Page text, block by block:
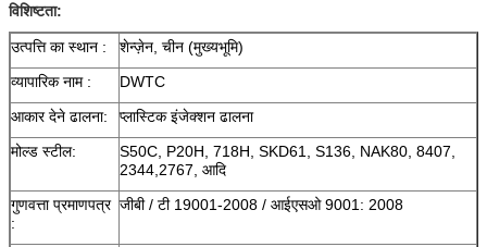
विशिष्टता:
उत्पत्ति का स्थान :
शेन्ज़ेन, चीन (मुख्यभूमि)
व्यापारिक नाम :
DWTC
आकार देने ढालना:
प्लास्टिक इंजेक्शन ढालना
मोल्ड स्टील:
S50C, P20H, 718H, SKD61, S136, NAK80, 8407,
2344,2767, आदि
गुणवत्ता प्रमाणपत्र
:
जीबी / टी 19001-2008 / आईएसओ 9001: 2008